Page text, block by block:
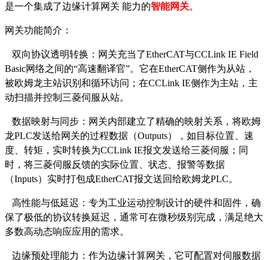
是一个集成了边缘计算网关 能力的智能网关。
网关功能简介：
双向协议透明转换：网关充当了EtherCAT与CCLink IE Field
Basic网络之间的“高速翻译官”。它在EtherCAT侧作为从站，
被欧姆龙主站识别和循环访问；在CCLink IE侧作为主站，主
动扫描并控制三菱伺服从站。
数据映射与同步：网关内部建立了精确的映射关系，将欧姆
龙PLC发送给网关的过程数据（Outputs），如目标位置、速
度、转矩，实时转换为CCLink IE报文发送给三菱伺服；同
时，将三菱伺服反馈的实际位置、状态、报警等数据
（Inputs）实时打包成EtherCAT报文送回给欧姆龙PLC。
高性能与低延迟：专为工业运动控制设计的硬件和固件，确
保了极低的协议转换延迟，通常可在微秒级别完成，满足绝大
多数高动态响应应用的需求。
边缘预处理能力：作为边缘计算网关，它可配置对伺服数据